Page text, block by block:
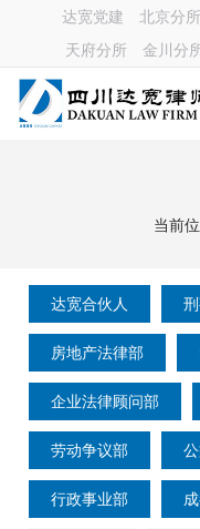
达宽党建 北京分所
天府分所
金川分
当前
达宽合伙人
房地产法律部
企业法律顾问部
劳动争议部
行政事业部